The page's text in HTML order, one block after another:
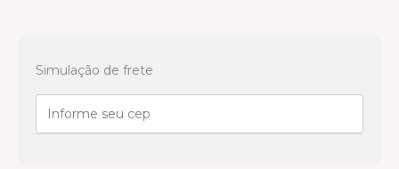
Simulação de frete
para